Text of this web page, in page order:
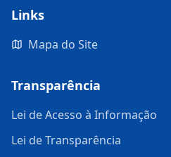
Links
Mapa do Site
Transparência
Lei de Acesso à Informação
Lei de Transparência